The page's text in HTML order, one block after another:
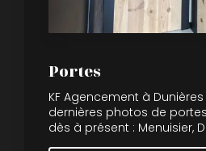
Portes
KF Agencement à
dernières photos de
dès à présent : Menuisier,